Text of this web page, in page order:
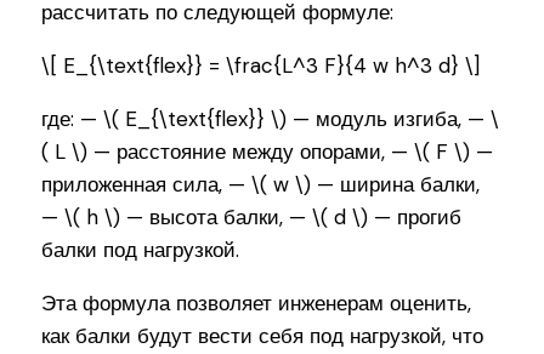
рассчитать по следующей формуле:
\[ E_{\text{flex}} = \frac{L^3 F}{4 w h^3 d} \]
где: — \( E_{\text{flex}} \) — модуль изгиба, — \
( L \) — расстояние между опорами, — \( F \) —
приложенная сила, — \( w \) — ширина балки,
— \( h \) — высота балки, — \( d \) — прогиб
балки под нагрузкой.
Эта формула позволяет инженерам оценить,
как балки будут вести себя под нагрузкой, что